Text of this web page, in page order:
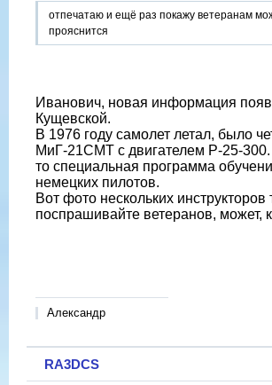
отпечатаю и ещё раз покажу ветеранам
прояснится
Иванович, новая информация
Кущевской.
В 1976 году самолет летал, было
МиГ-21СМТ с двигателем Р-25-
то специальная программа
немецких пилотов.
Вот фото нескольких инструкторов
поспрашивайте ветеранов, может,
Александр
RA3DCS